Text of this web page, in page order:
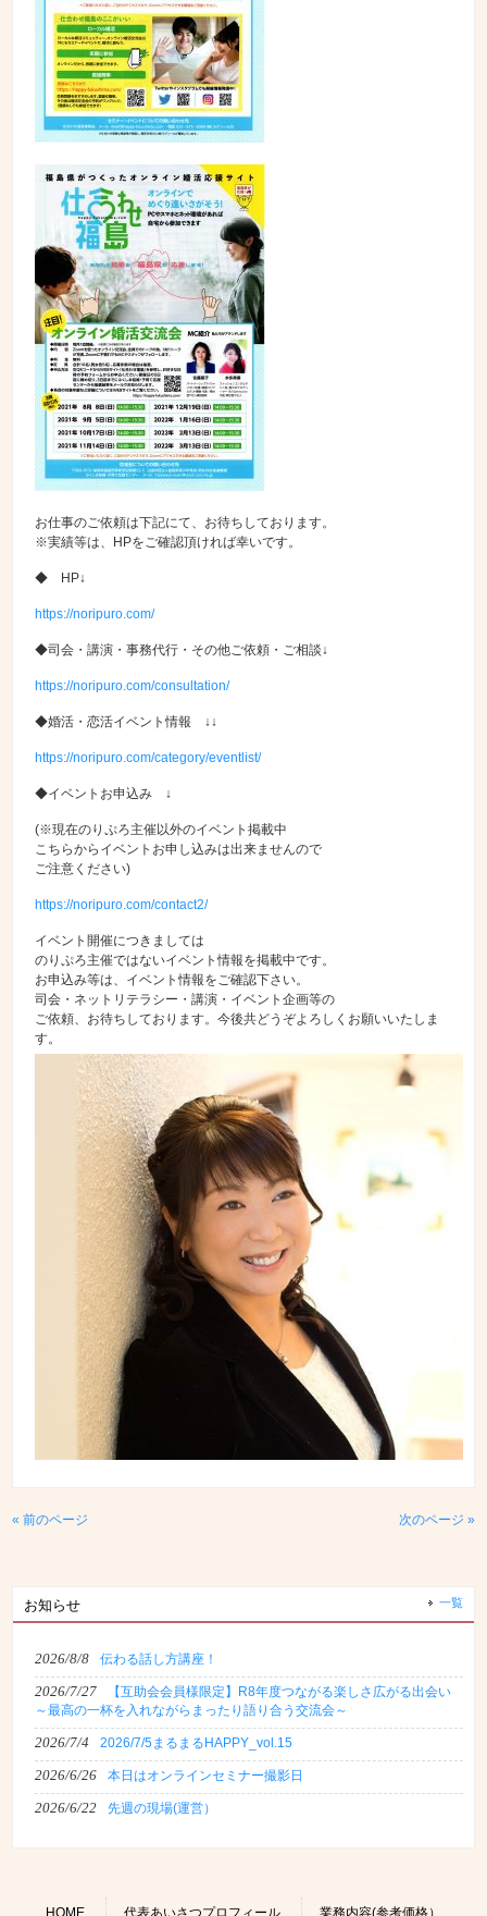
お仕事のご依頼は下記にて、お待ちしております。
※実績等は、HPをご確認頂ければ幸いです。
◆ HP↓
https://noripuro.com/
◆司会・講演・事務代行・その他ご依頼・ご相談↓
https://noripuro.com/consultation/
◆婚活・恋活イベント情報 ↓↓
https://noripuro.com/category/eventlist/
◆イベントお申込み ↓
(※現在のりぷろ主催以外のイベント掲載中
こちらからイベントお申し込みは出来ませんので
ご注意ください)
https://noripuro.com/contact2/
イベント開催につきましては
のりぷろ主催ではないイベント情報を掲載中です。
お申込み等は、イベント情報をご確認下さい。
司会・ネットリテラシー・講演・イベント企画等の
ご依頼、お待ちしております。今後共どうぞよろしくお願いいたしま
す。
« 前のページ 次のページ »
お知らせ 一覧
2026/8/8 伝わる話し方講座！
2026/7/27
【互助会会員様限定】R8年度つながる楽しさ広がる出会い
～最高の一杯を入れながらまったり語り合う交流会～
2026/7/4 2026/7/5まるまるHAPPY_vol.15
2026/6/26 本日はオンラインセミナー撮影日
2026/6/22 先週の現場(運営）
HOME 代表あいさつプロフィール 業務内容(参考価格）